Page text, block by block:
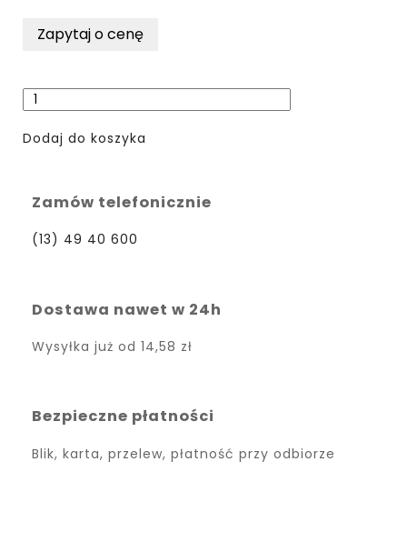
Dodaj do koszyka
Zamów telefonicznie
(13) 49 40 600
Dostawa nawet w 24h
Wysyłka już od 14,58 zł
Bezpieczne płatności
Blik, karta, przelew, płatność przy odbiorze